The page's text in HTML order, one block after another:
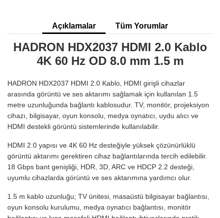
Açıklamalar Tüm Yorumlar
HADRON HDX2037 HDMI 2.0 Kablo
4K 60 Hz OD 8.0 mm 1.5 m
HADRON HDX2037 HDMI 2.0 Kablo, HDMI girişli cihazlar
arasında görüntü ve ses aktarımı sağlamak için kullanılan 1.5
metre uzunluğunda bağlantı kablosudur. TV, monitör, projeksiyon
cihazı, bilgisayar, oyun konsolu, medya oynatıcı, uydu alıcı ve
HDMI destekli görüntü sistemlerinde kullanılabilir.
HDMI 2.0 yapısı ve 4K 60 Hz desteğiyle yüksek çözünürlüklü
görüntü aktarımı gerektiren cihaz bağlantılarında tercih edilebilir.
18 Gbps bant genişliği, HDR, 3D, ARC ve HDCP 2.2 desteği,
uyumlu cihazlarda görüntü ve ses aktarımına yardımcı olur.
1.5 m kablo uzunluğu; TV ünitesi, masaüstü bilgisayar bağlantısı,
oyun konsolu kurulumu, medya oynatıcı bağlantısı, monitör